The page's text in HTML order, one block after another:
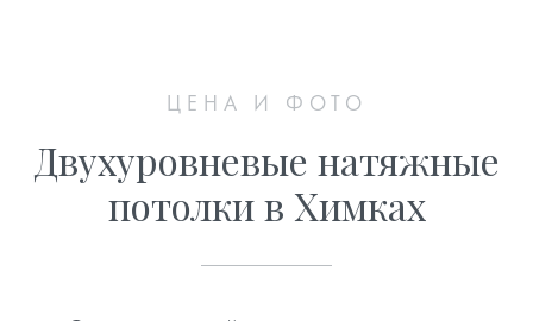
ЦЕНА И ФОТО
Двухуровневые натяжные
потолки в Химках